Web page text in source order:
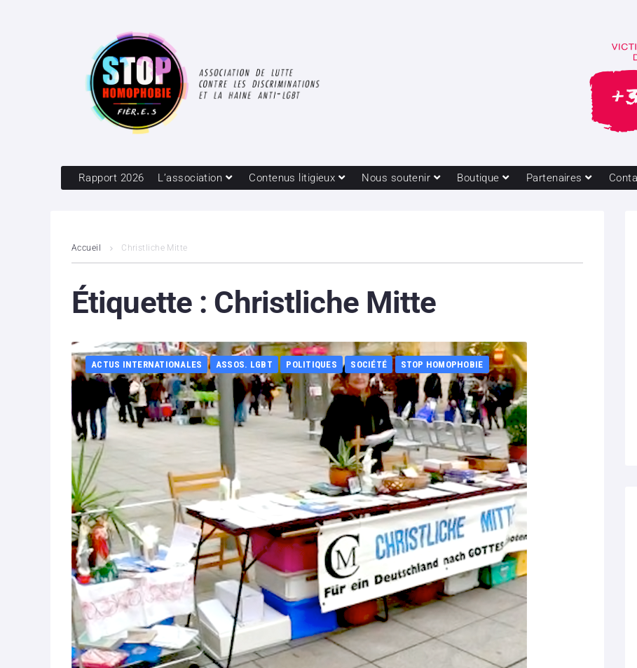
Rapport 2026 L’association Contenus litigieux Nous soutenir Boutique Partenaires
Accueil Christliche Mitte
Étiquette : Christliche Mitte
ACTUS INTERNATIONALES ASSOS. LGBT POLITIQUES SOCIÉTÉ STOP HOMOPHOBIE